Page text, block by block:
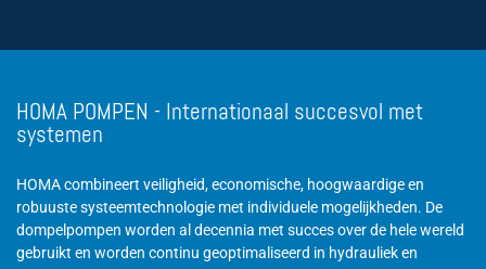
HOMA POMPEN - Internationaal succesvol met
systemen
HOMA combineert veiligheid, economische, hoogwaardige en
robuuste systeemtechnologie met individuele mogelijkheden. De
dompelpompen worden al decennia met succes over de hele wereld
gebruikt en worden continu geoptimaliseerd in hydrauliek en